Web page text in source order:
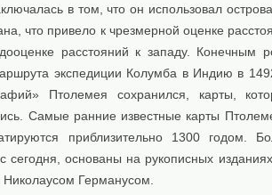
в том, что он использовал
что привело к чрезмерной оценке
расстояний к западу. Конечным
экспедиции Колумба в Индию в
Птолемея сохранился, карты,
Самые ранние известные карты
приблизительно 1300 годом.
основаны на рукописных
Германусом.